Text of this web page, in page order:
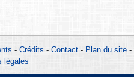
- Crédits - Contact- Plan du site-
légales